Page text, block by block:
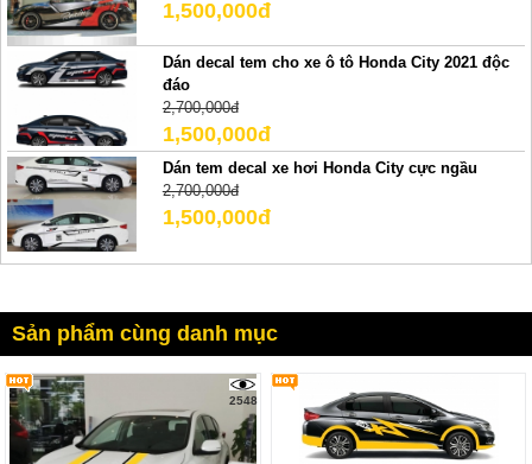
1,500,000đ
Dán decal tem cho xe ô tô Honda City 2021 độc
đáo
2,700,000đ
1,500,000đ
Dán tem decal xe hơi Honda City cực ngầu
2,700,000đ
1,500,000đ
Sản phẩm cùng danh mục
2548